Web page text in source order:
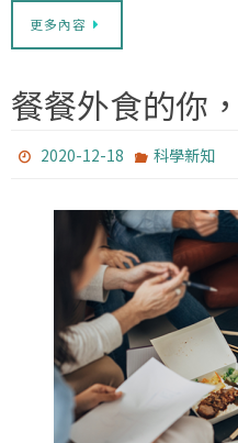
更多內容
餐餐外食的你
2020-12-18 科學新知